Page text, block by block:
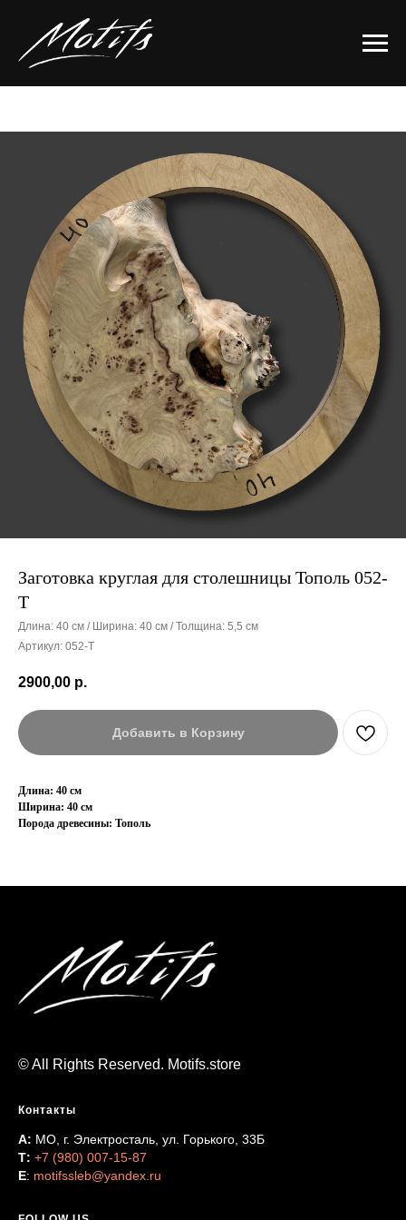
Заготовка круглая для столешницы Тополь 052-
Т
Длина: 40 см / Ширина: 40 см / Толщина: 5,5 см
Артикул: 052-Т
2900,00 р.
Добавить в Корзину
Длина: 40 см
Ширина: 40 см
Порода древесины: Тополь
© All Rights Reserved. Motifs.store
Контакты
А: МО, г. Электросталь, ул. Горького, 33Б
Т: +7 (980) 007-15-87
Е: motifssleb@yandex.ru